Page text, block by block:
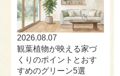
2026.08.07
観葉植物が映える家づ
くりのポイントとおす
すめのグリーン5選